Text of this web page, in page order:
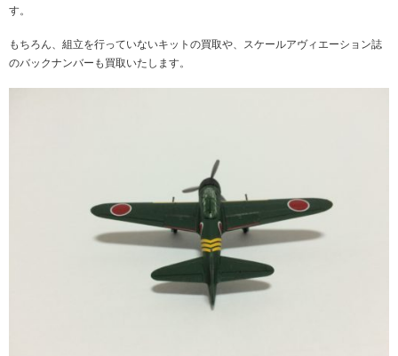
す。
もちろん、組立を行っていないキットの買取や、スケールアヴィエーション誌
のバックナンバーも買取いたします。